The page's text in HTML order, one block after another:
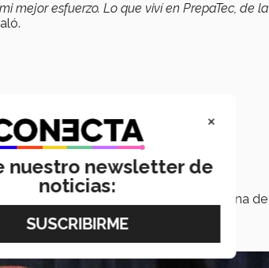
mejor esfuerzo. Lo que viví en PrepaTec, de la
de una radionovela mexicana de
×
nuestro newsletter de
noticias: